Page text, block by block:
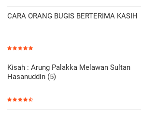
CARA ORANG BUGIS BERTERIMA KASIH
Kisah : Arung Palakka Melawan Sultan
Hasanuddin (5)